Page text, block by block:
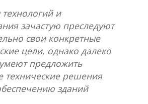
и
зачастую преследуют
свои конкретные
цели, однако далеко
предложить
технические решения
зданий